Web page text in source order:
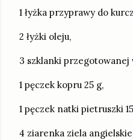
1 łyżka przyprawy do
2 łyżki oleju,
3 szklanki przegotowanej
1 pęczek kopru 25 g,
1 pęczek natki pietruszki
4 ziarenka ziela